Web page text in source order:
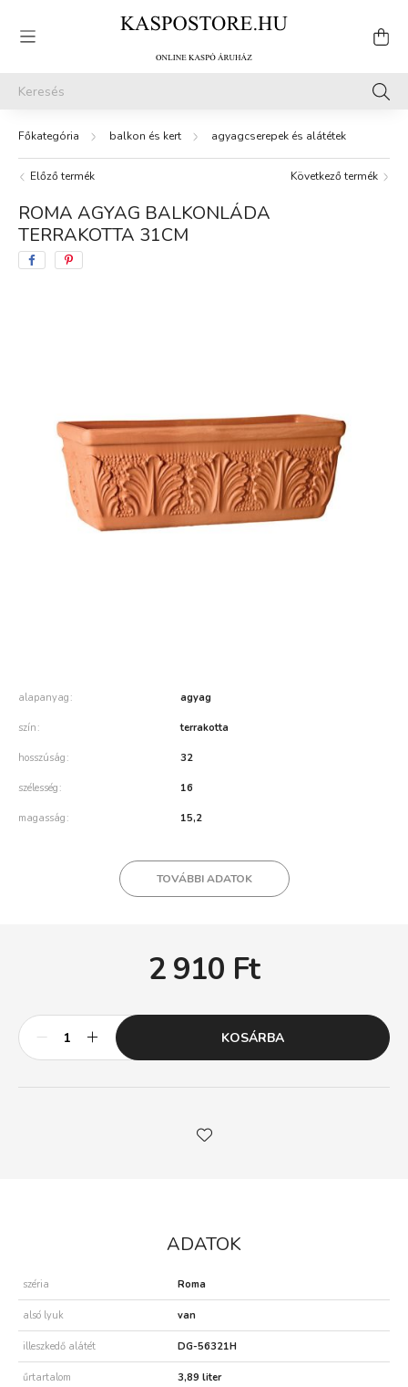
balkon és kert agyagcserepek és alátétek
Előző termék Következő termék
ROMA AGYAG BALKONLÁDA
TERRAKOTTA 31CM
alapanyag agyag
szín terrakotta
hosszúság 32
szélesség 16
magasság 15,2
TOVÁBBI ADATOK
2 910 Ft
KOSÁRBA
ADATOK
széria Roma
alsó lyuk van
illeszkedő alátét DG-56321H
űrtartalom 3,89 liter